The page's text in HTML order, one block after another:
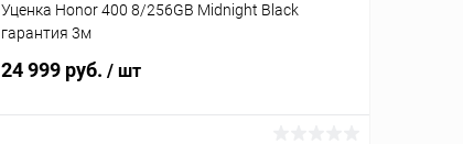
Уценка Honor 400 8/256GB Midnight Black
гарантия 3м
24 999 руб. / шт